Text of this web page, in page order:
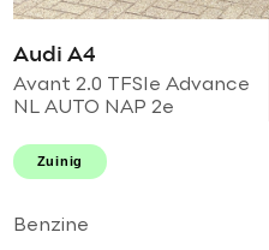
Audi A4
Avant 2.0 TFSIe Advance
NL AUTO NAP 2e
staat! Navi l Airco ECC l
Cruise l Trekhaak l PDC l
Zuinig
Benzine